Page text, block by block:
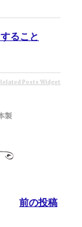
ること
Posts Widget
製
前の投稿